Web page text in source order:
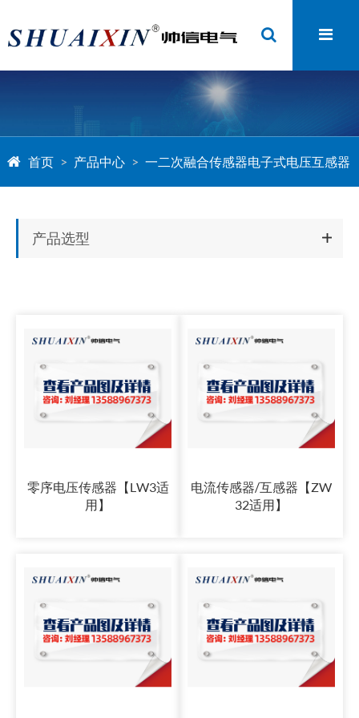
首页 产品中心 一二次融合传感器电子式电压互感器
产品选型
零序电压传感器【LW3适
用】
电流传感器/互感器【ZW
32适用】